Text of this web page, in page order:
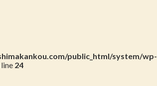
public_html/system/wp-
24